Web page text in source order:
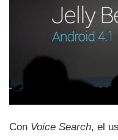
Con Voice Search, el